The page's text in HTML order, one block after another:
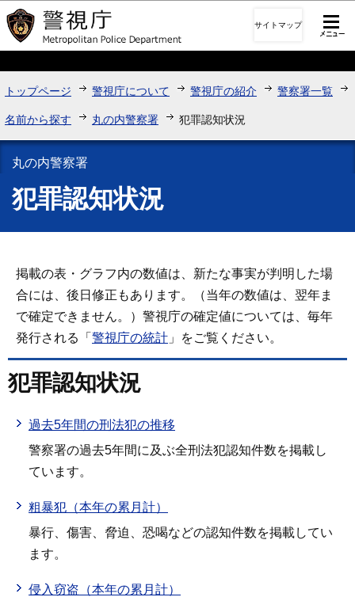
このページの本文へ移動
サイトマップ
トップページ 警視庁について 警視庁の紹介 警察署一覧
名前から探す 丸の内警察署 犯罪認知状況
丸の内警察署
犯罪認知状況
掲載の表・グラフ内の数値は、新たな事実が判明した場
合には、後日修正もあります。（当年の数値は、翌年ま
で確定できません。）警視庁の確定値については、毎年
発行される「 警視庁の統計 」をご覧ください。
犯罪認知状況
過去5年間の刑法犯の推移
警察署の過去5年間に及ぶ全刑法犯認知件数を掲載し
ています。
粗暴犯（本年の累月計）
暴行、傷害、脅迫、恐喝などの認知件数を掲載してい
ます。
侵入窃盗（本年の累月計）